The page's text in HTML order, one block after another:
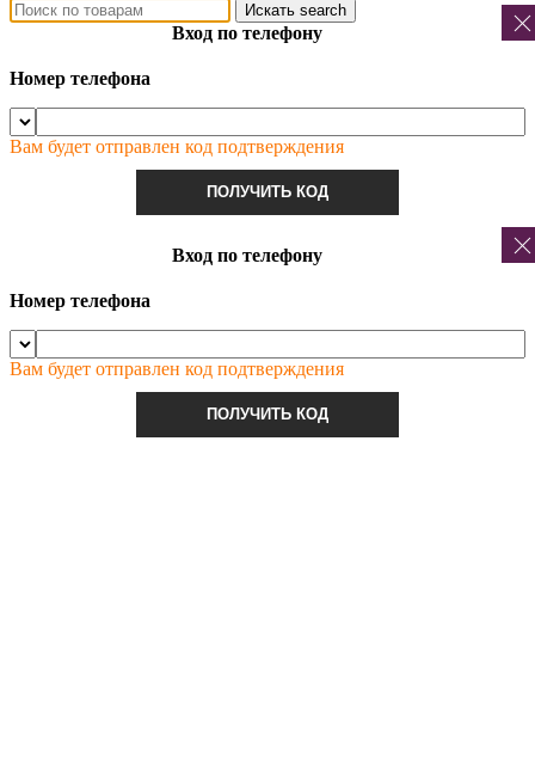
Искать search
Вход по телефону
Номер телефона
Вам будет отправлен код подтверждения
ПОЛУЧИТЬ КОД
Вход по телефону
Номер телефона
Вам будет отправлен код подтверждения
ПОЛУЧИТЬ КОД